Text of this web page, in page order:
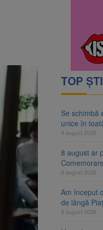
Două persoane primesc
TOP
Se schimbă
unice în
8 august 2026
8 august ar
8 august 2026
Am început
de lângă
8 august 2026